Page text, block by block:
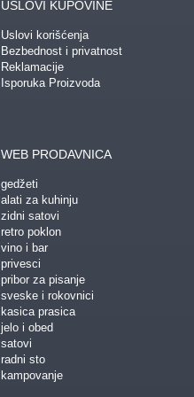
USLOVI KUPOVINE
Uslovi korišćenja
Bezbednost i privatnost
Reklamacije
Isporuka Proizvoda
WEB PRODAVNICA
gedžeti
alati za kuhinju
zidni satovi
retro poklon
vino i bar
privesci
pribor za pisanje
sveske i rokovnici
kasica prasica
jelo i obed
satovi
radni sto
kampovanje